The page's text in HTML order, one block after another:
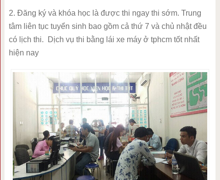
2. Đăng ký và khóa học là được thi ngay thi sớm. Trung
tâm liên tục tuyển sinh bao gồm cả thứ 7 và chủ nhật đều
có lịch thi. Dịch vụ thi bằng lái xe máy ở tphcm tốt nhất
hiện nay